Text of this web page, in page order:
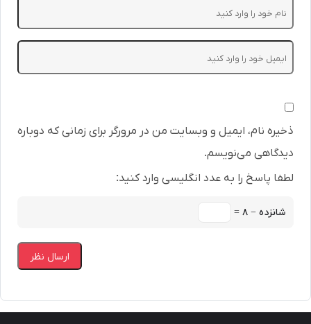
ذخیره نام، ایمیل و وبسایت من در مرورگر برای زمانی که دوباره
دیدگاهی می‌نویسم.
لطفا پاسخ را به عدد انگلیسی وارد کنید:
شانزده − ۸ =
ارسال نظر